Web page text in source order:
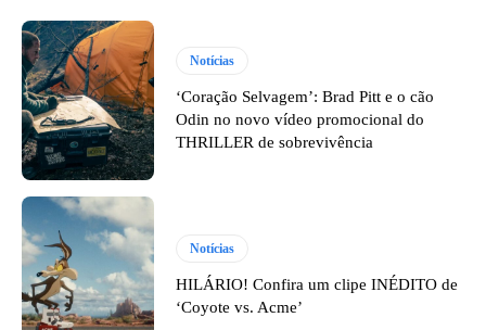
Notícias
‘Coração Selvagem’: Brad Pitt e o cão
Odin no novo vídeo promocional do
THRILLER de sobrevivência
Notícias
HILÁRIO! Confira um clipe INÉDITO de
‘Coyote vs. Acme’